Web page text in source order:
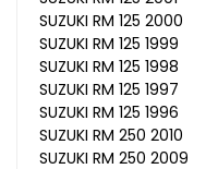
SUZUKI RM 125 2000
SUZUKI RM 125 1999
SUZUKI RM 125 1998
SUZUKI RM 125 1997
SUZUKI RM 125 1996
SUZUKI RM 250 2010
SUZUKI RM 250 2009